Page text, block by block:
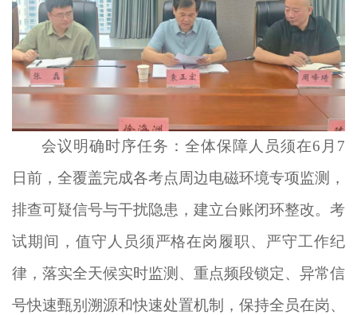
会议明确时序任务：全体保障人员须在6 月 7
日前，全覆盖完成各考点周边电磁环境专项监测，
排查可疑信号与干扰隐患，建立台账闭环整改。 考
试期间，值守人员须严格在岗履职、严守工作纪
律，落实全天候实时监测、重点频段锁定、异常信
号快速甄别溯源和快速处置机制，保持全员在岗、